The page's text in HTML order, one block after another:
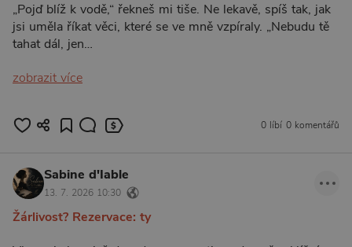
„Pojď blíž k vodě,“ řekneš mi tiše. Ne lekavě, spíš tak, jak
jsi uměla říkat věci, které se ve mně vzpíraly. „Nebudu tě
tahat dál, jen…
zobrazit více
0 líbí 0 komentářů
Sabine d'Iable
13. 7. 2026 10:30
Žárlivost? Rezervace: ty